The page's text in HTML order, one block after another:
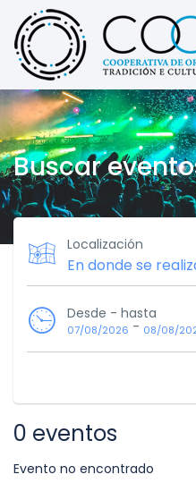
Buscar
Localización
Desde - hasta
07/08/2026 - 08/08/
0 eventos
Evento no encontrado